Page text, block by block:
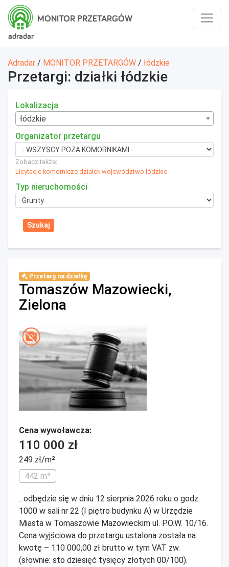
adradar
MONITOR PRZETARGÓW
Adradar / MONITOR PRZETARGÓW / łódzkie
Przetargi: działki łódzkie
Lokalizacja
łódzkie
Organizator przetargu
Zobacz także:
Licytacje komornicze działek województwo łódzkie
Typ nieruchomości
Przetarg na działkę
Tomaszów Mazowiecki,
Zielona
Cena wywoławcza:
110 000 zł
249 zł/m²
442 m²
...odbędzie się w dniu 12 sierpnia 2026 roku o godz.
1000 w sali nr 22 (I piętro budynku A) w Urzędzie
Miasta w Tomaszowie Mazowieckim ul. P.O.W. 10/16.
Cena wyjściowa do przetargu ustalona została na
kwotę – 110 000,00 zł brutto w tym VAT zw.
(słownie: sto dziesięć tysięcy złotych 00/100).